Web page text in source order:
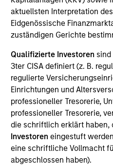
aktuellsten Interpretation
Eidgenössische
zuständigen Gerichte
Qualifizierte Investoren sind
3ter CISA definiert (z. B.
regulierte
Einrichtungen und
professioneller Tresorerie,
professioneller Tresorerie,
die schriftlich erklärt haben,
Investoren eingestuft
eine schriftliche Vollmacht
abgeschlossen haben).
Invested on
Oct 2016
Realization Date
Jan 2018
Exit Type
Trade Sale
Provider of antennas and
mobile and Wi-Fi/Set-Top Box